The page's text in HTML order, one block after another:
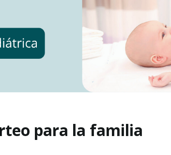
para la familia